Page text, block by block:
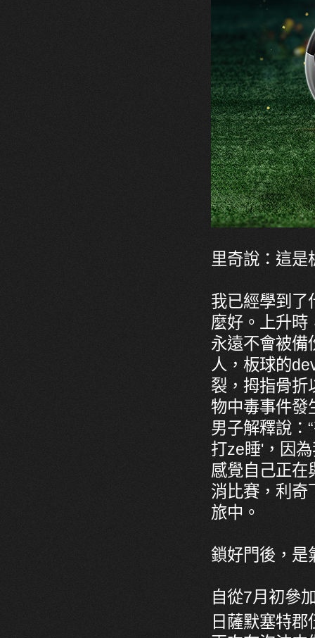
里奇說：這是
我已經學到了
麼好。上升時
永遠不會被備
人，板球的
裂，拇指骨折
物中毒事件發
男子解釋說：
打ze睡'，因
感覺自己正在
消比賽，利奇
旅中。
鎖好門後，是
自從7月初參
日薩默塞特